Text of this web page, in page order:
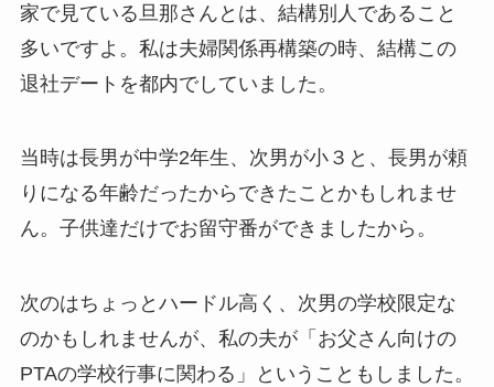
家で見ている旦那さんとは、結構別人であること
多いですよ。私は夫婦関係再構築の時、結構この
退社デートを都内でしていました。
当時は長男が中学2年生、次男が小３と、長男が頼
りになる年齢だったからできたことかもしれませ
ん。子供達だけでお留守番ができましたから。
次のはちょっとハードル高く、次男の学校限定な
のかもしれませんが、私の夫が「お父さん向けの
PTAの学校行事に関わる」ということもしました。